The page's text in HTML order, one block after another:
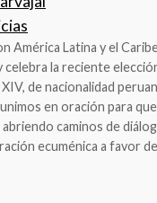
América Latina y el
celebra la reciente
de nacionalidad
en oración para que
caminos de
ecuménica a favor de